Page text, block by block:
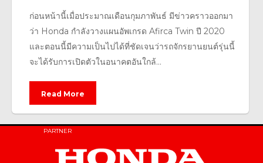
ก่อนหน้านี้เมื่อประมาณเดือนกุมภาพันธ์ มีข่าวคราวออกมา
ว่า Honda กำลังวางแผนอัพเกรด Afirca Twin ปี 2020
และตอนนี้มีความเป็นไปได้ที่ชัดเจนว่ารถจักรยานยนต์รุ่นนี้
จะได้รับการเปิดตัวในอนาคตอันใกล้...
Read More
PARTNER